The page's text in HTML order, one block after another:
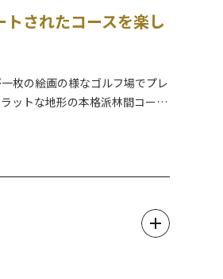
されたコースを楽し
枚の絵画の様なゴルフ場でプレ
ットな地形の本格派林間コース